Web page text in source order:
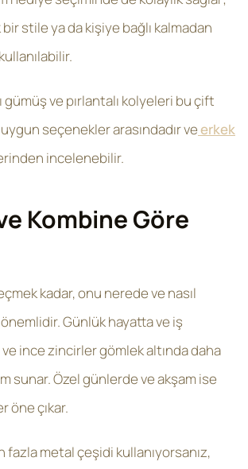
stile ya da kişiye bağlı kalmadan
gümüş ve pırlantalı kolyeleri bu çift
seçenekler arasındadır veerkek
incelenebilir.
Kombine Göre
kadar, onu nerede ve nasıl
önemlidir. Günlük hayatta ve iş
ince zincirler gömlek altında daha
sunar. Özel günlerde ve akşam ise
öne çıkar.
fazla metal çeşidi kullanıyorsanız,